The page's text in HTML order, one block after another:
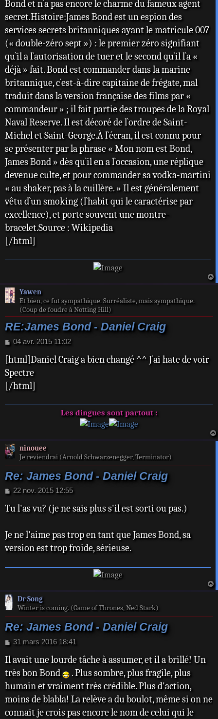
Bond et n`a pas encore le charme du fameux agent
secret.Histoire:James Bond est un espion des
services secrets britanniques ayant le matricule 007
(« double-zéro sept ») : le premier zéro signifiant
qu`il a l`autorisation de tuer et le second qu`il l`a «
déjà » fait. Bond est commander dans la marine
britannique, c`est-à-dire capitaine de frégate, mal
traduit dans la version française des films par «
commandeur » ; il fait partie des troupes de la Royal
Naval Reserve. Il est décoré de l`ordre de Saint-
Michel et Saint-George.À l`écran, il est connu pour
se présenter par la phrase « Mon nom est Bond,
James Bond » dès qu`il en a l`occasion, une réplique
devenue culte, et pour commander sa vodka-martini
« au shaker, pas à la cuillère. » Il est généralement
vêtu d`un smoking (l`habit qui le caractérise par
excellence), et porte souvent une montre-
bracelet.Source : Wikipedia
[/html]
a
Yawen
Et bien, ce fut sympathique. Surréaliste, mais sympathique.
(Coup de foudre à Notting Hill)
RE:James Bond - Daniel Craig
M
s
a
g
04 avr. 2015 11:02
[html]Daniel Craig a bien changé ^^ J`ai hate de voir
Spectre
[/html]
Les dingues sont partout :
ninouee
Je reviendrai (Arnold Schwarzenegger, Terminator)
Re: James Bond - Daniel Craig
M
s
g
22 nov. 2015 12:55
Tu l'as vu? (je ne sais plus s'il est sorti ou pas.)
Je ne l'aime pas trop en tant que James Bond, sa
version est trop froide, sérieuse.
a
Dr Song
Winter is coming. (Game of Thrones, Ned Stark)
Re: James Bond - Daniel Craig
M
s
s
a
g
31 mars 2016 18:41
Il avait une lourde tâche à assumer, et il a brillé! Un
très bon Bond
. Plus sombre, plus fragile, plus
humain et vraiment très crédible. Plus d'action,
moins de blabla! La relève a du boulot, même si on ne
connait je crois pas encore le nom de celui qui le